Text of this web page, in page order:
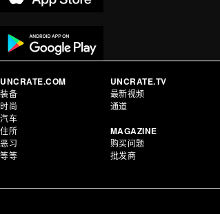
UNCRATE.COM
装备
时尚
汽车
住所
恶习
等等
UNCRATE.TV
最新视频
通道
MAGAZINE
购买问题
批发商